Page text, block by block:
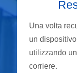
Una volta
un
utilizzando
corriere.